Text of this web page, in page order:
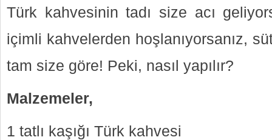
Türk kahvesinin tadı size acı
içimli kahvelerden hoşlanıyorsanız,
tam size göre! Peki, nasıl yapılır?
Malzemeler,
1 tatlı kaşığı Türk kahvesi